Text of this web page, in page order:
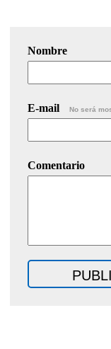
Nombre
E-mail No será
Comentario